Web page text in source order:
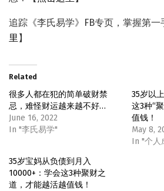
追踪《李氏易学》FB专页，掌握第一
里 】
Related
很多人都在犯的简单破财禁
忌，难怪财运越来越不好…
June 16, 2022
In "李氏易学"
35岁以
这3种“
值钱！
May 8,
In "个人
35岁宝妈从负债到月入
10000+：学会这3种聚财之
道，才能越活越值钱！